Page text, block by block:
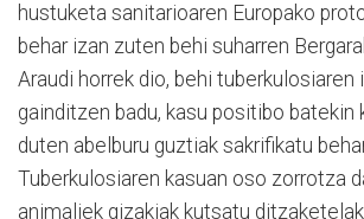
hustuketa sanitarioaren Europako
behar izan zuten behi suharren
Araudi horrek dio, behi tuberkulosiaren
gainditzen badu, kasu positibo batekin
duten abelburu guztiak sakrifikatu
Tuberkulosiaren kasuan oso zorrotza
animaliek gizakiak kutsatu